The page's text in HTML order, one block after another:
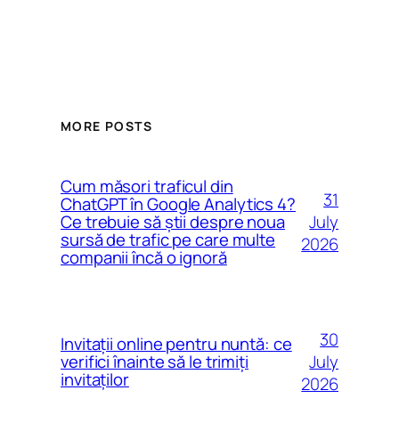
MORE POSTS
Cum măsori traficul din
ChatGPT în Google Analytics 4?
Ce trebuie să știi despre noua
sursă de trafic pe care multe
companii încă o ignoră
31
July
2026
Invitații online pentru nuntă: ce
verifici înainte să le trimiți
invitaților
30
July
2026